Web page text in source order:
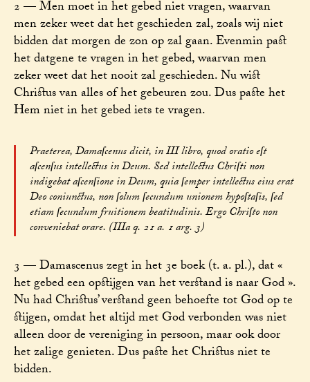
2 — Men moet in het gebed niet vragen, waarvan
men zeker weet dat het geschieden zal, zoals wij niet
bidden dat morgen de zon op zal gaan. Evenmin past
het datgene te vragen in het gebed, waarvan men
zeker weet dat het nooit zal geschieden. Nu wist
Christus van alles of het gebeuren zou. Dus paste het
Hem niet in het gebed iets te vragen.
Praeterea, Damaſcenus dicit, in III libro, quod oratio eſt
aſcenſus intellectus in Deum. Sed intellectus Chriſti non
indigebat aſcenſione in Deum, quia ſemper intellectus eius erat
Deo coniunctus, non ſolum ſecundum unionem hypoſtaſis, ſed
etiam ſecundum fruitionem beatitudinis. Ergo Chriſto non
conveniebat orare. (IIIa q. 21 a. 1 arg. 3)
3 — Damascenus zegt in het 3e boek (t. a. pl.), dat «
het gebed een opstijgen van het verstand is naar God ».
Nu had Christus’ verstand geen behoefte tot God op te
stijgen, omdat het altijd met God verbonden was niet
alleen door de vereniging in persoon, maar ook door
het zalige genieten. Dus paste het Christus niet te
bidden.